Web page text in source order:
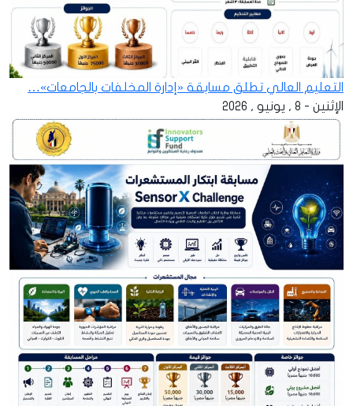
التعليم العالي تطلق مسابقة «إدارة المخلفات بالجامعات»…
الإثنين - 8 , يونيو , 2026